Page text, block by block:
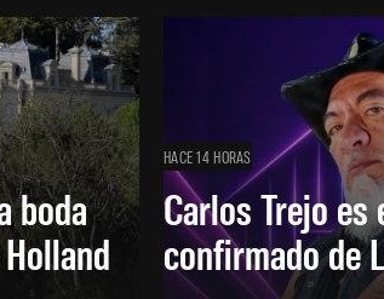
boda
HACE 14 HORAS
Carlos Trejo
confirmado de